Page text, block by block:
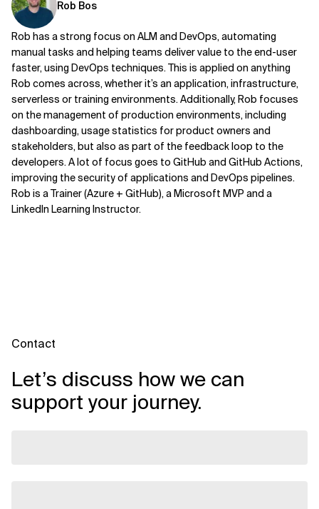
Rob Bos
Rob has a strong focus on ALM and DevOps, automating
manual tasks and helping teams deliver value to the end-user
faster, using DevOps techniques. This is applied on anything
Rob comes across, whether it’s an application, infrastructure,
serverless or training environments. Additionally, Rob focuses
on the management of production environments, including
dashboarding, usage statistics for product owners and
stakeholders, but also as part of the feedback loop to the
developers. A lot of focus goes to GitHub and GitHub Actions,
improving the security of applications and DevOps pipelines.
Rob is a Trainer (Azure + GitHub), a Microsoft MVP and a
LinkedIn Learning Instructor.
Contact
Let’s discuss how we can
support your journey.